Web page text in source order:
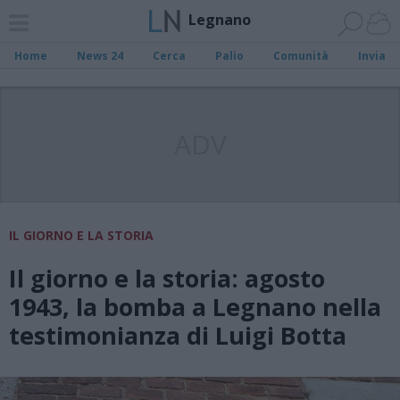
Legnano
Home News 24 Cerca Palio Comunità Invia
IL GIORNO E LA STORIA
Il giorno e la storia: agosto
1943, la bomba a Legnano nella
testimonianza di Luigi Botta